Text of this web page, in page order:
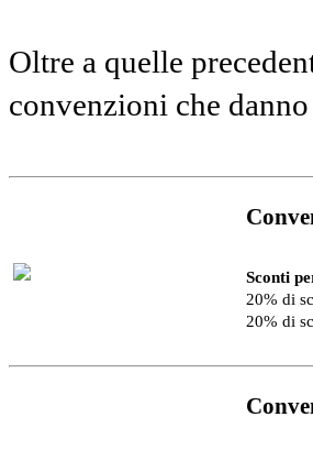
Oltre a quelle
convenzioni che
Sconti
20% di
20% di